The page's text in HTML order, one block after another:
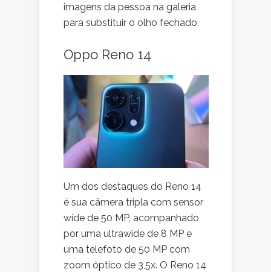
imagens da pessoa na galeria
para substituir o olho fechado.
Oppo Reno 14
Um dos destaques do Reno 14
é sua câmera tripla com sensor
wide de 50 MP, acompanhado
por uma ultrawide de 8 MP e
uma telefoto de 50 MP com
zoom óptico de 3,5x. O Reno 14